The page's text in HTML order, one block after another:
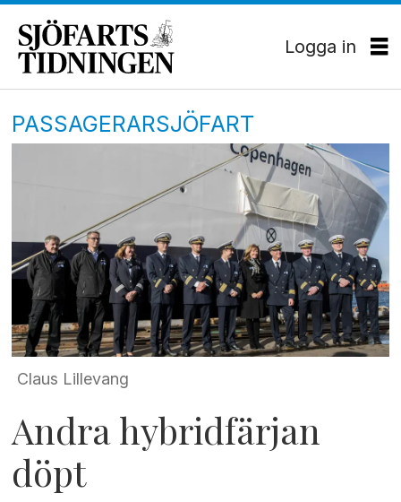
Logga in
PASSAGERARSJÖFART
Claus Lillevang
Andra hybridfärjan
döpt